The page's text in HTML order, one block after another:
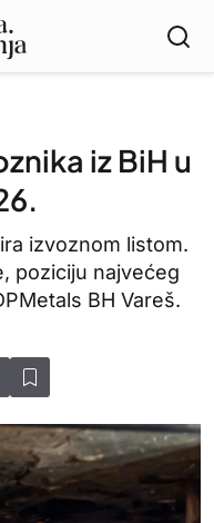
iz BiH u
izvoznom listom.
poziciju najvećeg
BH Vareš.